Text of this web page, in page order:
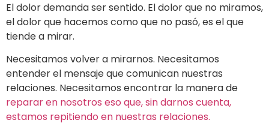
El dolor demanda ser sentido. El dolor que no miramos,
el dolor que hacemos como que no pasó, es el que
tiende a mirar.
Necesitamos volver a mirarnos. Necesitamos
entender el mensaje que comunican nuestras
relaciones. Necesitamos encontrar la manera de
reparar en nosotros eso que, sin darnos cuenta,
estamos repitiendo en nuestras relaciones.